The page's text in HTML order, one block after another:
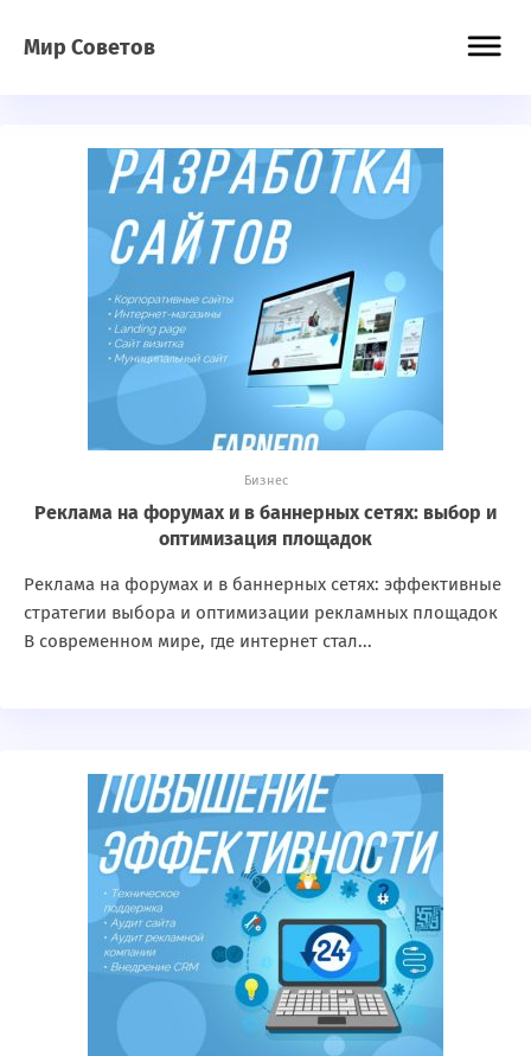
Мир Советов
Бизнес
Реклама на форумах и в баннерных сетях: выбор и
оптимизация площадок
Реклама на форумах и в баннерных сетях: эффективные
стратегии выбора и оптимизации рекламных площадок
В современном мире, где интернет стал...